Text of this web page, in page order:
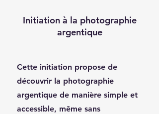
Initiation à la photographie
argentique
Cette initiation propose de
découvrir la photographie
argentique de manière simple et
accessible, même sans